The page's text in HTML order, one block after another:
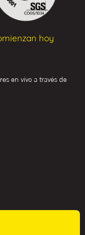
hoy
en vivo a través de